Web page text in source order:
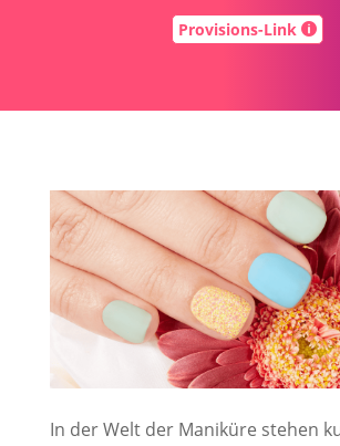
Provisions-Link
In der Welt der Maniküre stehen